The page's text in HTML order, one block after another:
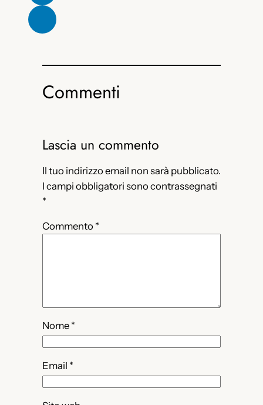
Commenti
Lascia un commento
Il tuo indirizzo email non sarà pubblicato.
I campi obbligatori sono contrassegnati
*
Commento *
Nome *
Email *